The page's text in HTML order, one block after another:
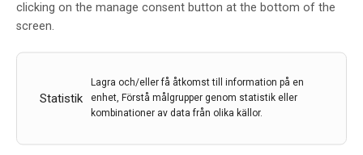
clicking on the manage consent button at the bottom of the
screen.
Statistik
Lagra och/eller få åtkomst till information på en
enhet, Förstå målgrupper genom statistik eller
kombinationer av data från olika källor.
specifika biomarkörer i blod hos kognitivt friska äldre
kan förutsäga utvecklingen av demens upp till tio år
möjligheter…